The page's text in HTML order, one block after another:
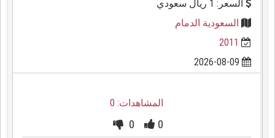
السعر: 1 ريال سعودي
السعودية الدمام
2011
المشاهدات: 0
0
0